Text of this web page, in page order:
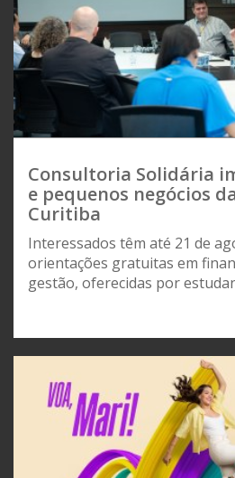
Consultoria Solidária
e pequenos negócios
Curitiba
Interessados têm até 21 de
orientações gratuitas em
gestão, oferecidas por